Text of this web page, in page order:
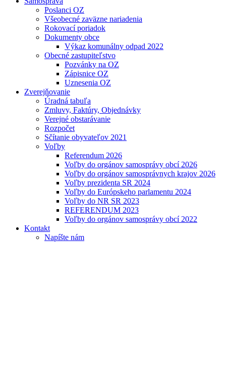
Poslanci OZ
Všeobecné zaväzne nariadenia
Rokovací poriadok
Dokumenty obce
Výkaz komunálny odpad 2022
Obecné zastupiteľstvo
Pozvánky na OZ
Zápisnice OZ
Uznesenia OZ
Zverejňovanie
Úradná tabuľa
Zmluvy, Faktúry, Objednávky
Verejné obstarávanie
Rozpočet
Sčítanie obyvateľov 2021
Voľby
Referendum 2026
Voľby do orgánov samosprávy obcí 2026
Voľby do orgánov samosprávnych krajov 2026
Voľby prezidenta SR 2024
Voľby do Európskeho parlamentu 2024
Voľby do NR SR 2023
REFERENDUM 2023
Voľby do orgánov samosprávy obcí 2022
Kontakt
Napíšte nám